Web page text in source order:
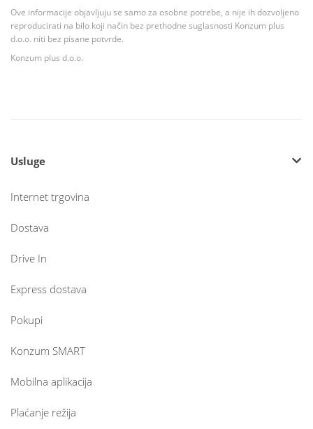
Ove informacije objavljuju se samo za osobne potrebe, a nije ih dozvoljeno
reproducirati na bilo koji način bez prethodne suglasnosti Konzum plus
d.o.o. niti bez pisane potvrde.
Konzum plus d.o.o.
Usluge
Internet trgovina
Dostava
Drive In
Express dostava
Pokupi
Konzum SMART
Mobilna aplikacija
Plaćanje režija